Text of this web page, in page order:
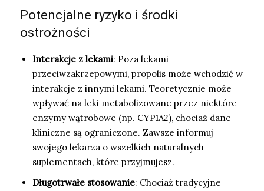
Potencjalne ryzyko i środki
ostrożności
Interakcje z lekami: Poza lekami
przeciwzakrzepowymi, propolis może wchodzić w
interakcje z innymi lekami. Teoretycznie może
wpływać na leki metabolizowane przez niektóre
enzymy wątrobowe (np. CYP1A2), chociaż dane
kliniczne są ograniczone. Zawsze informuj
swojego lekarza o wszelkich naturalnych
suplementach, które przyjmujesz.
Długotrwałe stosowanie: Chociaż tradycyjne